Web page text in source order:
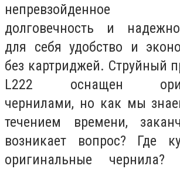
непревзойденное
долговечность и
для себя удобство и
без картриджей. Струйный
L222 оснащен
чернилами, но как мы
течением времени,
возникает вопрос? Где
оригинальные чернила?